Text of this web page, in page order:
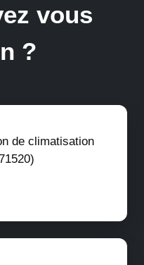
vous
?
de climatisation